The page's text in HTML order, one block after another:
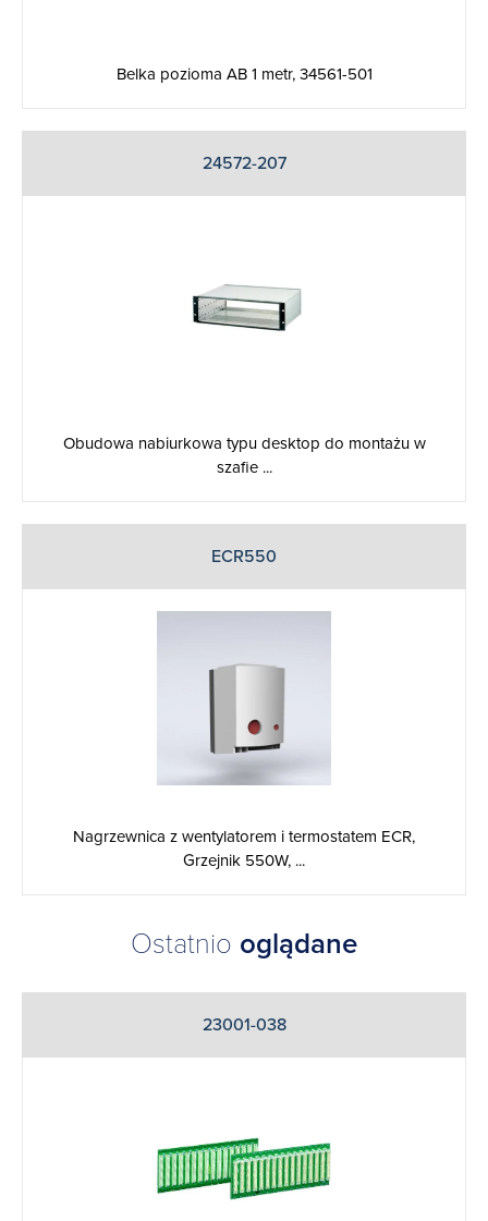
Belka pozioma AB 1 metr, 34561-501
24572-207
Obudowa nabiurkowa typu desktop do montażu w
szafie ...
ECR550
Nagrzewnica z wentylatorem i termostatem ECR,
Grzejnik 550W, ...
Ostatnio oglądane
23001-038